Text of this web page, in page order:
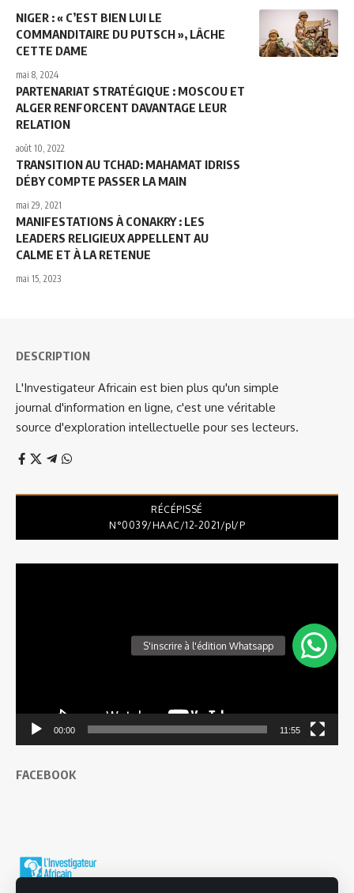
NIGER : « C’EST BIEN LUI LE
COMMANDITAIRE DU PUTSCH », LÂCHE
CETTE DAME
mai 8, 2024
PARTENARIAT STRATÉGIQUE : MOSCOU ET
ALGER RENFORCENT DAVANTAGE LEUR
RELATION
août 10, 2022
TRANSITION AU TCHAD: MAHAMAT IDRISS
DÉBY COMPTE PASSER LA MAIN
mai 29, 2021
MANIFESTATIONS À CONAKRY : LES
LEADERS RELIGIEUX APPELLENT AU
CALME ET À LA RETENUE
mai 15, 2023
DESCRIPTION
L'Investigateur Africain est bien plus qu'un simple
journal d'information en ligne, c'est une véritable
source d'exploration intellectuelle pour ses lecteurs.
RÉCÉPISSÉ
N°0039/HAAC/12-2021/pl/P
00:00 11:55
FACEBOOK